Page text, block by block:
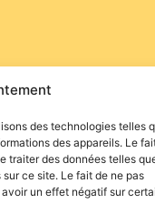
des technologies telles
des appareils. Le
traiter des données telles
ce site. Le fait de ne pas
un effet négatif sur